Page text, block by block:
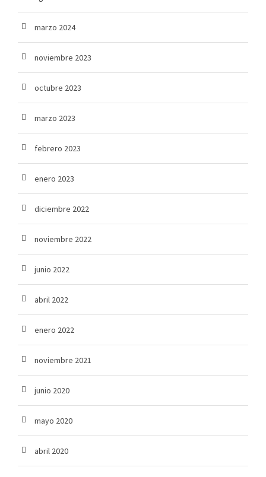
marzo 2024
noviembre 2023
octubre 2023
marzo 2023
febrero 2023
enero 2023
diciembre 2022
noviembre 2022
junio 2022
abril 2022
enero 2022
noviembre 2021
junio 2020
mayo 2020
abril 2020